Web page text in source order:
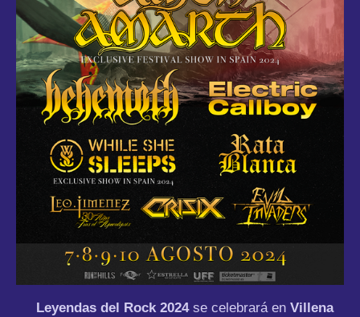
Leyendas del Rock 2024se celebrará en Villena